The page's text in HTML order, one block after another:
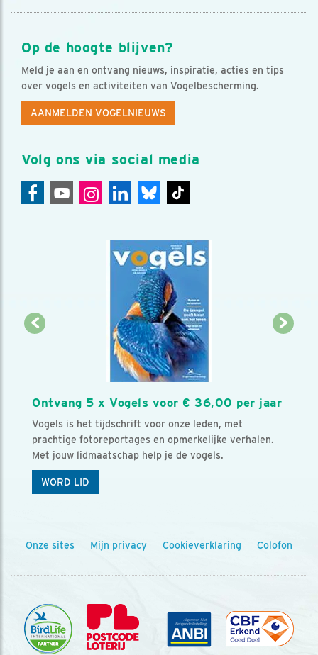
Op de hoogte blijven?
Meld je aan en ontvang nieuws, inspiratie, acties en tips
over vogels en activiteiten van Vogelbescherming.
AANMELDEN VOGELNIEUWS
Volg ons via social media
Ontvang 5 x Vogels voor € 36,00 per jaar
Vogels is het tijdschrift voor onze leden, met
prachtige fotoreportages en opmerkelijke verhalen.
Met jouw lidmaatschap help je de vogels.
WORD LID
Onze sites Mijn privacy Cookieverklaring Colofon